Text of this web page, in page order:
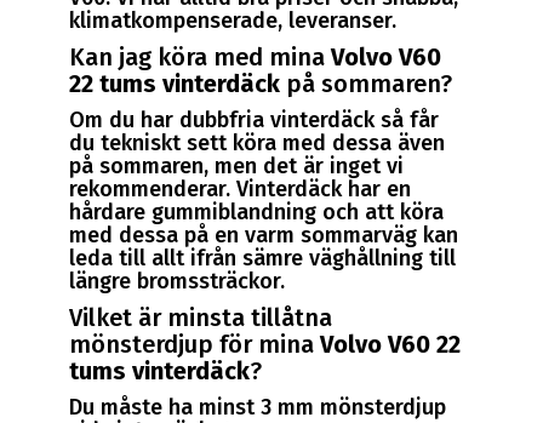
klimatkompenserade, leveranser.
Kan jag köra med minaVolvo V60
22 tums vinterdäckpå sommaren?
Om du har dubbfria vinterdäck så får
du tekniskt sett köra med dessa även
på sommaren, men det är inget vi
rekommenderar. Vinterdäck har en
hårdare gummiblandning och att köra
med dessa på en varm sommarväg kan
leda till allt ifrån sämre väghållning till
längre bromssträckor.
Vilket är minsta tillåtna
mönsterdjup för minaVolvo V60 22
tums vinterdäck?
Du måste ha minst 3 mm mönsterdjup